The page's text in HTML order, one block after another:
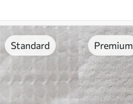
Standard Premium